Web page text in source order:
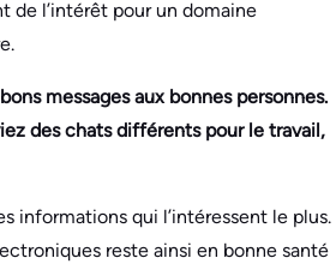
de l’intérêt pour un domaine
messages aux bonnes personnes.
des chats différents pour le travail,
informations qui l’intéressent le plus.
reste ainsi en bonne santé